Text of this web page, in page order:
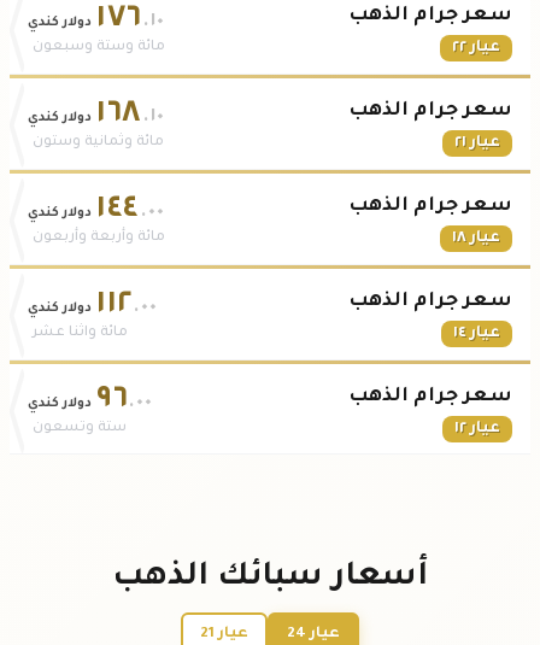
سعر جرام الذهب
عيار ٢٢
١٧٦ .١٠ دولار كندي
مائة وستة وسبعون
سعر جرام الذهب
عيار ٢١
١٦٨ .١٠ دولار كندي
مائة وثمانية وستون
سعر جرام الذهب
عيار ١٨
١٤٤ .٠٠ دولار كندي
مائة وأربعة وأربعون
سعر جرام الذهب
عيار ١٤
١١٢.٠٠ دولار كندي
مائة واثنا عشر
سعر جرام الذهب
عيار ١٢
٩٦.٠٠ دولار كندي
ستة وتسعون
أسعار سبائك الذهب
عيار 24 عيار 21